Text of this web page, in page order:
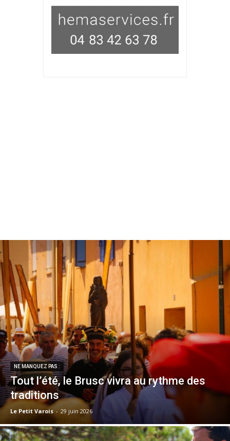
NE MANQUEZ PAS :
Tout l’été, le Brusc vivra au rythme des
traditions
Le Petit Varois - 29 juin 2026